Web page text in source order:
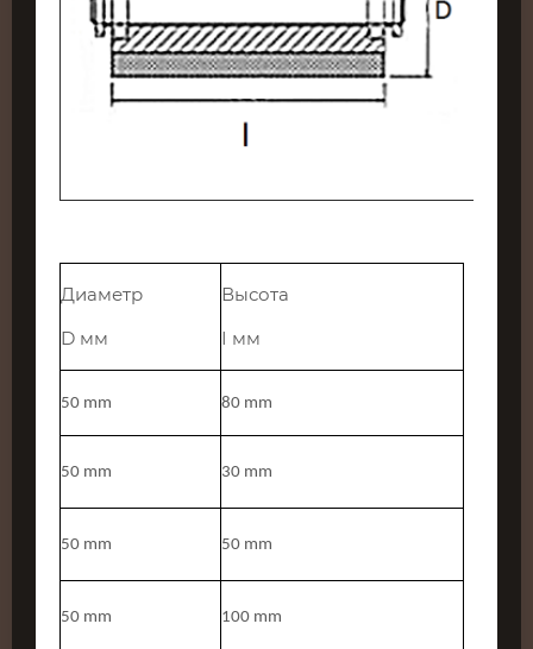
Диаметр
D мм
Высота
I мм
50 mm 80 mm
50 mm 30 mm
50 mm 50 mm
50 mm 100 mm